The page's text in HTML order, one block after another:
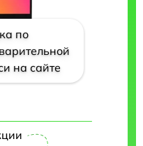
по
на сайте